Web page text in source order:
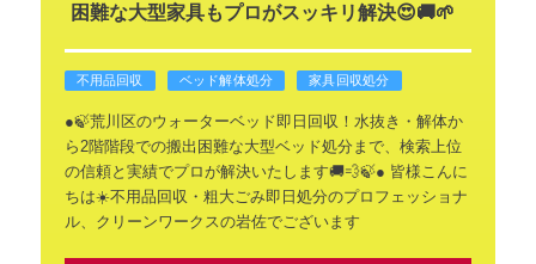
困難な大型家具もプロがスッキリ解決😍🚚🌱
不用品回収 ベッド解体処分 家具回収処分
●🍃荒川区のウォーターベッド即日回収！水抜き・解体か
ら2階階段での搬出困難な大型ベッド処分まで、検索上位
の信頼と実績でプロが解決いたします🚚💨🍃● 皆様こんに
ちは☀️不用品回収・粗大ごみ即日処分のプロフェッショナ
ル、クリーンワークスの岩佐でございます